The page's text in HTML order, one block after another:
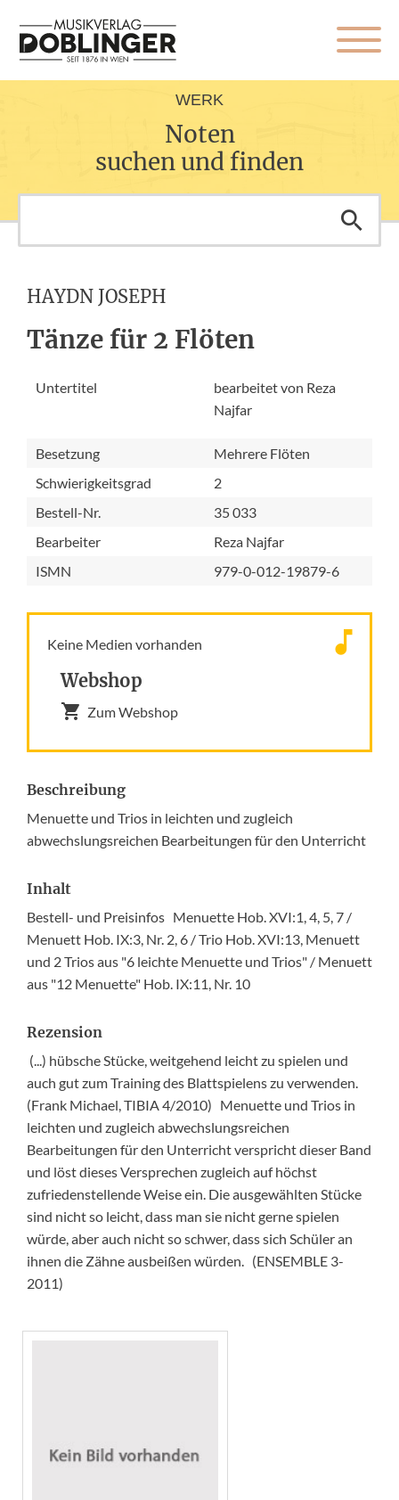
WERK
Noten
suchen und finden
HAYDN JOSEPH
Tänze für 2 Flöten
Untertitel
bearbeitet von Reza
Najfar
Besetzung
Mehrere Flöten
Schwierigkeitsgrad
2
Bestell-Nr.
35 033
Bearbeiter
Reza Najfar
ISMN
979-0-012-19879-6
Keine Medien vorhanden
Webshop
Zum Webshop
Beschreibung
Menuette und Trios in leichten und zugleich
abwechslungsreichen Bearbeitungen für den Unterricht
Inhalt
Bestell- und Preisinfos Menuette Hob. XVI:1, 4, 5, 7 /
Menuett Hob. IX:3, Nr. 2, 6 / Trio Hob. XVI:13, Menuett
und 2 Trios aus "6 leichte Menuette und Trios" / Menuett
aus "12 Menuette" Hob. IX:11, Nr. 10
Rezension
(...) hübsche Stücke, weitgehend leicht zu spielen und
auch gut zum Training des Blattspielens zu verwenden.
(Frank Michael, TIBIA 4/2010) Menuette und Trios in
leichten und zugleich abwechslungsreichen
Bearbeitungen für den Unterricht verspricht dieser Band
und löst dieses Versprechen zugleich auf höchst
zufriedenstellende Weise ein. Die ausgewählten Stücke
sind nicht so leicht, dass man sie nicht gerne spielen
würde, aber auch nicht so schwer, dass sich Schüler an
ihnen die Zähne ausbeißen würden. (ENSEMBLE 3-
2011)